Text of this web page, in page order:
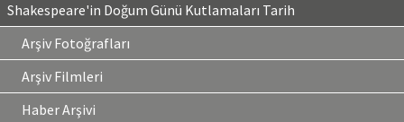
Shakespeare'in Doğum Günü Kutlamaları Tarih
Arşiv Fotoğrafları
Arşiv Filmleri
Haber Arşivi